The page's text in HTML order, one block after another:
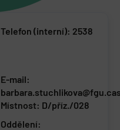
Telefon (interní): 2538
E-mail:
Místnost: D/příz./028
Oddělení: